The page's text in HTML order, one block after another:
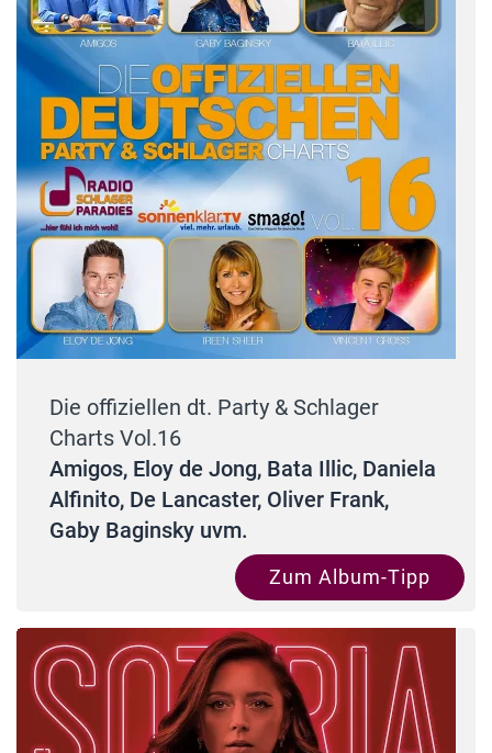
Die offiziellen dt. Party & Schlager
Charts Vol.16
Amigos, Eloy de Jong, Bata Illic, Daniela
Alfinito, De Lancaster, Oliver Frank,
Gaby Baginsky uvm.
Zum Album-Tipp